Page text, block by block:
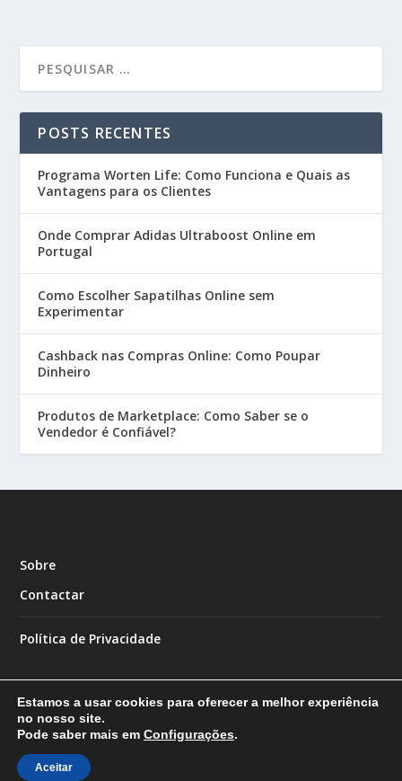
POSTS RECENTES
Programa Worten Life: Como Funciona e Quais as
Vantagens para os Clientes
Onde Comprar Adidas Ultraboost Online em
Portugal
Como Escolher Sapatilhas Online sem
Experimentar
Cashback nas Compras Online: Como Poupar
Dinheiro
Produtos de Marketplace: Como Saber se o
Vendedor é Confiável?
Sobre
Contactar
Política de Privacidade
Designed by
Estamos a usar cookies para oferecer a melhor experiência
no nosso site.
Pode saber mais em Configurações.
Aceitar